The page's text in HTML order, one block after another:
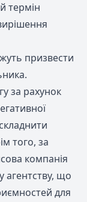
термін
призвести
за рахунок
того, за
компанія
агентству, що
для